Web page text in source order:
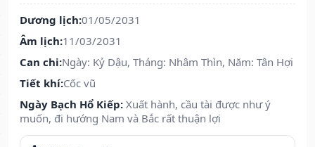
Dương lịch:01/05/2031
Âm lịch:11/03/2031
Can chi:Ngày: Kỷ Dậu, Tháng: Nhâm Thìn, Năm: Tân Hợi
Tiết khí:Cốc vũ
Ngày Bạch Hổ Kiếp: Xuất hành, cầu tài được như ý
muốn, đi hướng Nam và Bắc rất thuận lợi